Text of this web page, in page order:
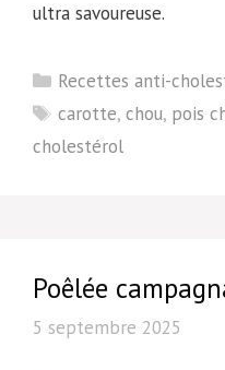
ultra savoureuse.
Catégories
Recettes anti-
Étiquettes
carotte,chou, pois
cholestérol
Poêlée
5 septembre 2025